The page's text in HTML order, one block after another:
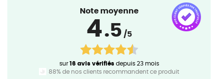
Note moyenne
4.5 /5
sur16 avis vérifiés depuis 23 mois
88% de nos clients recommandent ce produit